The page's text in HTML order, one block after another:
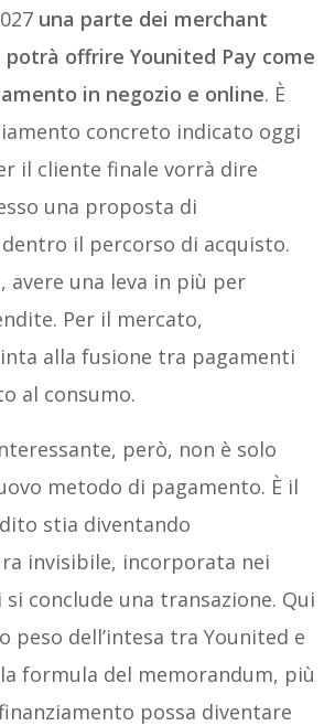
una parte dei merchant
offrire Younited Pay come
in negozio e online. È
concreto indicato oggi
il cliente finale vorrà dire
una proposta di
il percorso di acquisto.
avere una leva in più per
Per il mercato,
alla fusione tra pagamenti
al consumo.
però, non è solo
metodo di pagamento. È il
stia diventando
invisibile, incorporata nei
conclude una transazione. Qui
peso dell’intesa tra Younited e
formula del memorandum, più
possa diventare